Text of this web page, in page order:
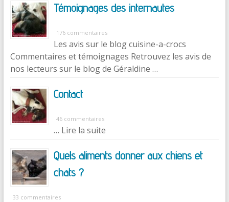
Témoignages des internautes
176 commentaires
Les avis sur le blog cuisine-a-crocs
Commentaires et témoignages Retrouvez les avis de
nos lecteurs sur le blog de Géraldine …
Contact
46 commentaires
… Lire la suite
Quels aliments donner aux chiens et
chats ?
33 commentaires